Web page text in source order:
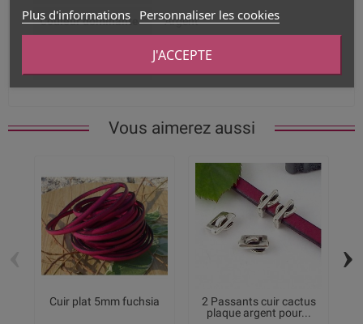
Couleur dominante Argent
5 x 2mm
Vous aimerez aussi
Cuir plat 5mm fuchsia
2 Passants cuir cactus
plaque argent pour...
›
Plus d'informations Personnaliser les cookies
J'ACCEPTE